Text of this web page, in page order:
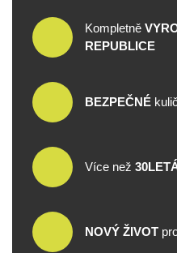
Kompletně
REPUBLICE
BEZPEČNÉ
Více než
NOVÝ ŽIVOT